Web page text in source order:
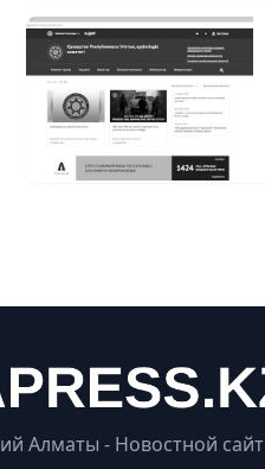
Алматы - Новостной сайт